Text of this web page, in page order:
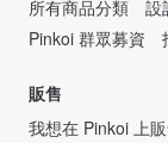
所有商品分類
設
Pinkoi 群眾募資
販售
我想在 Pinkoi 上